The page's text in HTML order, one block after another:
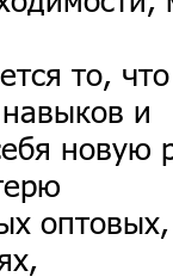
то,
и
новую